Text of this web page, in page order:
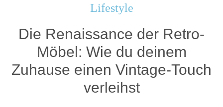
Lifestyle
Die Renaissance der Retro-
Möbel: Wie du deinem
Zuhause einen Vintage-Touch
verleihst